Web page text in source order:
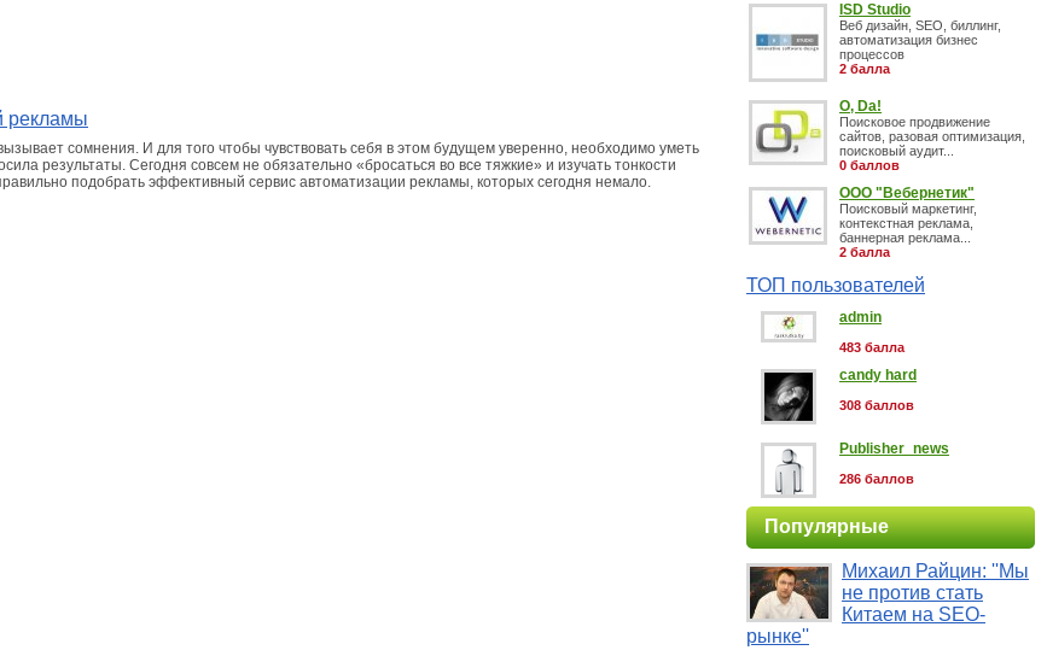
рекламы
сомнения. И для того чтобы чувствовать себя в этом будущем уверенно, необходимо уметь
результаты. Сегодня совсем не обязательно «бросаться во все тяжкие» и изучать тонкости
подобрать эффективный сервис автоматизации рекламы, которых сегодня немало.
ISD Studio
Веб дизайн, SEO, биллинг,
автоматизация бизнес
процессов
2 балла
O, Da!
Поисковое продвижение
сайтов, разовая оптимизация,
поисковый аудит...
0 баллов
ООО "Вебернетик"
Поисковый маркетинг,
контекстная реклама,
баннерная реклама...
2 балла
ТОП пользователей
admin
483 балла
candy hard
308 баллов
Publisher_news
286 баллов
Популярные
Михаил Райцин: ''Мы
не против стать
Китаем на SEO-
рынке''